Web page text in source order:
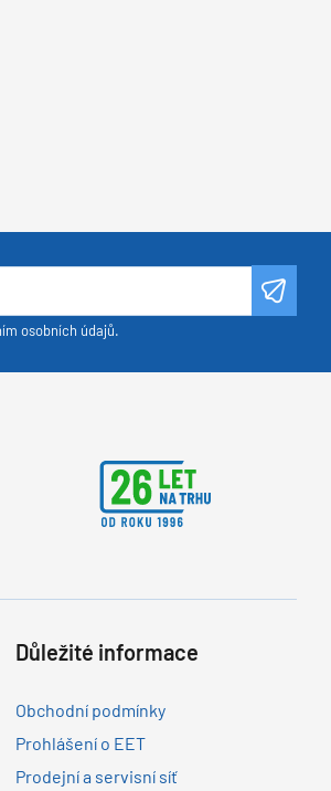
osobních údajů.
Důležité informace
Obchodní podmínky
Prohlášení o EET
Prodejní a servisní síť